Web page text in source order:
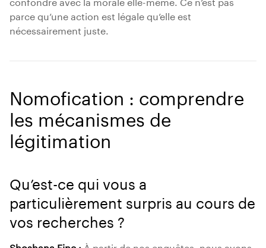
parce qu’une action est légale qu’elle est
nécessairement juste.
Nomofication : comprendre
les mécanismes de
légitimation
Qu’est-ce qui vous a
particulièrement surpris au cours de
vos recherches ?